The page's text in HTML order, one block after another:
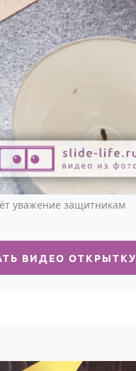
уважение защитникам
ВИДЕО ОТКРЫТКУ